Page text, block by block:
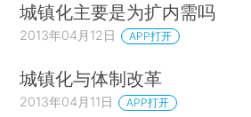
城镇化主要是为扩内需吗
2013年04月12日 APP打开
城镇化与体制改革
2013年04月11日 APP打开